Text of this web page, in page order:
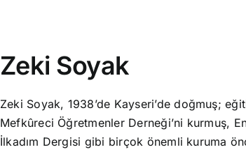
Zeki Soyak
Zeki Soyak, 1938’de Kayseri’de doğmuş;
Mefkûreci Öğretmenler Derneği’ni kurmuş,
İlkadım Dergisi gibi birçok önemli kuruma